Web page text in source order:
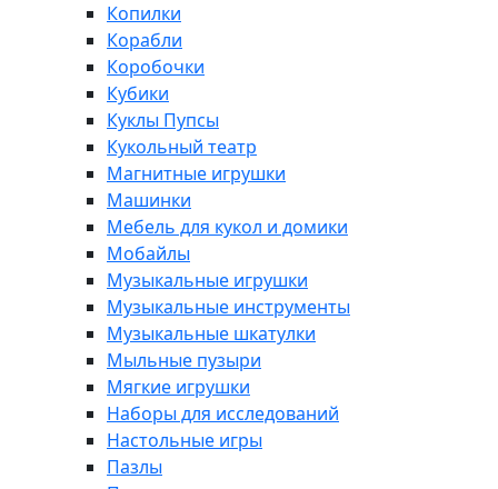
Копилки
Корабли
Коробочки
Кубики
Куклы Пупсы
Кукольный театр
Магнитные игрушки
Машинки
Мебель для кукол и домики
Мобайлы
Музыкальные игрушки
Музыкальные инструменты
Музыкальные шкатулки
Мыльные пузыри
Мягкие игрушки
Наборы для исследований
Настольные игры
Пазлы